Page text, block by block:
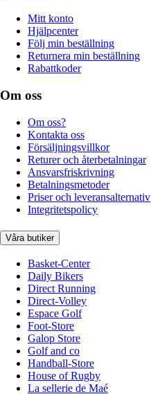
Mitt konto
Hjälpcenter
Följ min beställning
Returnera min beställning
Rabattkoder
Om oss
Om oss?
Kontakta oss
Försäljningsvillkor
Returer och återbetalningar
Ansvarsfriskrivning
Betalningsmetoder
Priser och leveransalternativ
Integritetspolicy
Våra butiker
Basket-Center
Daily Bikers
Direct Running
Direct-Volley
Espace Golf
Foot-Store
Galop Store
Golf and co
Handball-Store
House of Rugby
La sellerie de Maé